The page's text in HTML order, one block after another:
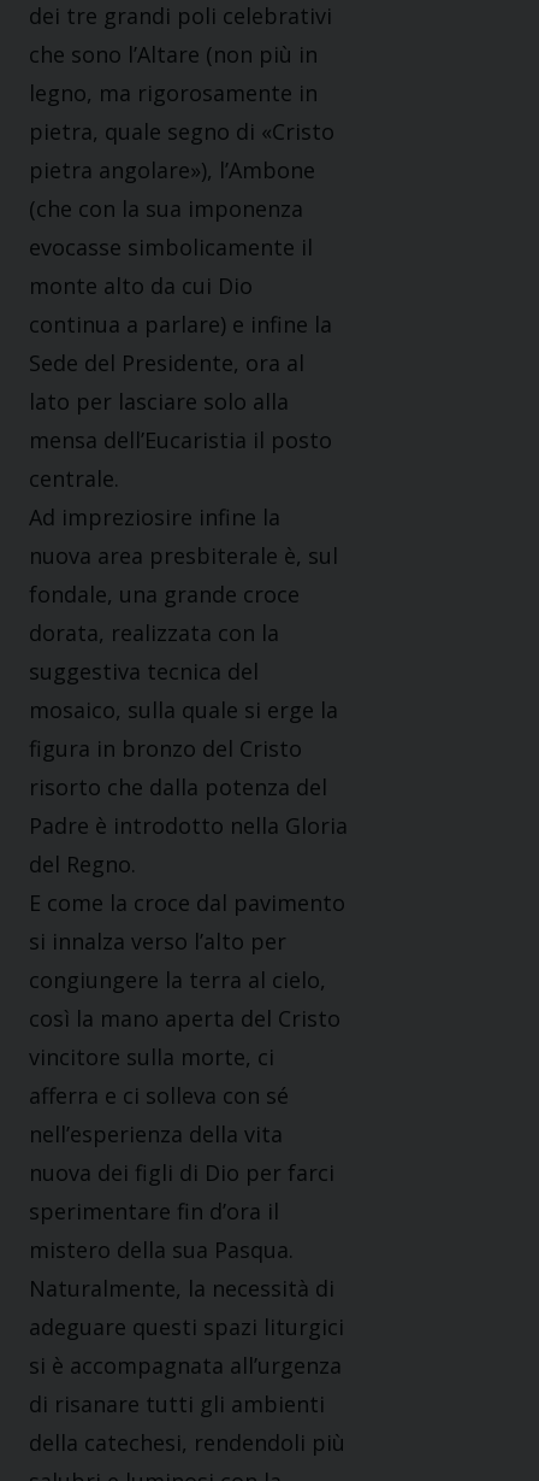
dei tre grandi poli celebrativi
che sono l’Altare (non più in
legno, ma rigorosamente in
pietra, quale segno di «Cristo
pietra angolare»), l’Ambone
(che con la sua imponenza
evocasse simbolicamente il
monte alto da cui Dio
continua a parlare) e infine la
Sede del Presidente, ora al
lato per lasciare solo alla
mensa dell’Eucaristia il posto
centrale.
Ad impreziosire infine la
nuova area presbiterale è, sul
fondale, una grande croce
dorata, realizzata con la
suggestiva tecnica del
mosaico, sulla quale si erge la
figura in bronzo del Cristo
risorto che dalla potenza del
Padre è introdotto nella Gloria
del Regno.
E come la croce dal pavimento
si innalza verso l’alto per
congiungere la terra al cielo,
così la mano aperta del Cristo
vincitore sulla morte, ci
afferra e ci solleva con sé
nell’esperienza della vita
nuova dei figli di Dio per farci
sperimentare fin d’ora il
mistero della sua Pasqua.
Naturalmente, la necessità di
adeguare questi spazi liturgici
si è accompagnata all’urgenza
di risanare tutti gli ambienti
della catechesi, rendendoli più